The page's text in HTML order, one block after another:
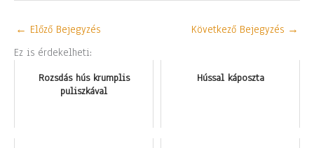
← Előző Bejegyzés Következő Bejegyzés →
Ez is érdekelheti:
Rozsdás hús krumplis
puliszkával
Hússal káposzta